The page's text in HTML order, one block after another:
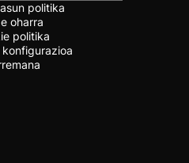
politika
oharra
politika